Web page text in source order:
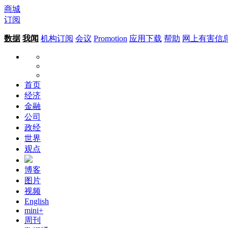
商城
订阅
数据 我闻 机构订阅 会议 Promotion 应用下载 帮助 网上有害信
首页
经济
金融
公司
政经
世界
观点
博客
图片
视频
English
mini+
周刊